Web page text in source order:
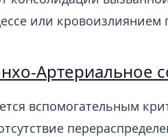
или кровоизлиянием
Артериальное
вспомогательным